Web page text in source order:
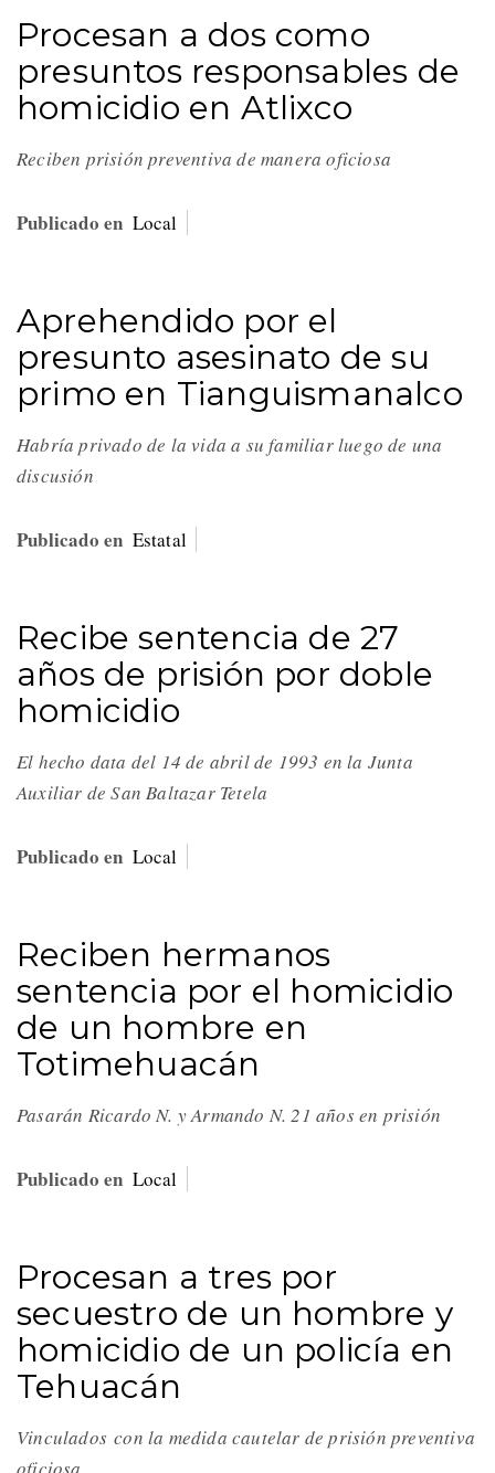
Procesan a dos como
presuntos responsables de
homicidio en Atlixco
Reciben prisión preventiva de manera oficiosa
Publicado en Local
Aprehendido por el
presunto asesinato de su
primo en Tianguismanalco
Habría privado de la vida a su familiar luego de una
discusión
Publicado en Estatal
Recibe sentencia de 27
años de prisión por doble
homicidio
El hecho data del 14 de abril de 1993 en la Junta
Auxiliar de San Baltazar Tetela
Publicado en Local
Reciben hermanos
sentencia por el homicidio
de un hombre en
Totimehuacán
Pasarán Ricardo N. y Armando N. 21 años en prisión
Publicado en Local
Procesan a tres por
secuestro de un hombre y
homicidio de un policía en
Tehuacán
Vinculados con la medida cautelar de prisión preventiva